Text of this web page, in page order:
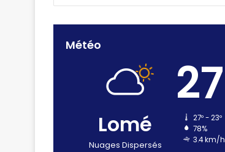
Météo
Lomé
Nuages Dispersés
27
27º - 23º
78%
3.4 km/h